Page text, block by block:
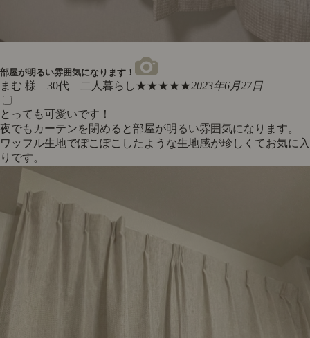
部屋が明るい雰囲気になります！
まむ 様 30代 二人暮らし★★★★★2023年6月27日
とっても可愛いです！
夜でもカーテンを閉めると部屋が明るい雰囲気になります。
ワッフル生地でぽこぽこしたような生地感が珍しくてお気に入
りです。